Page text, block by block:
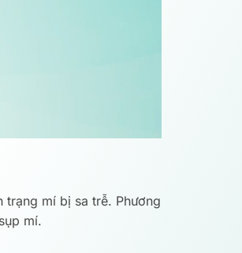
mí bị sa trễ. Phương
mí.